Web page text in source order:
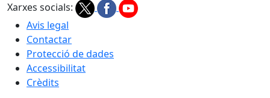
Xarxes socials:
Avis legal
Contactar
Protecció de dades
Accessibilitat
Crèdits